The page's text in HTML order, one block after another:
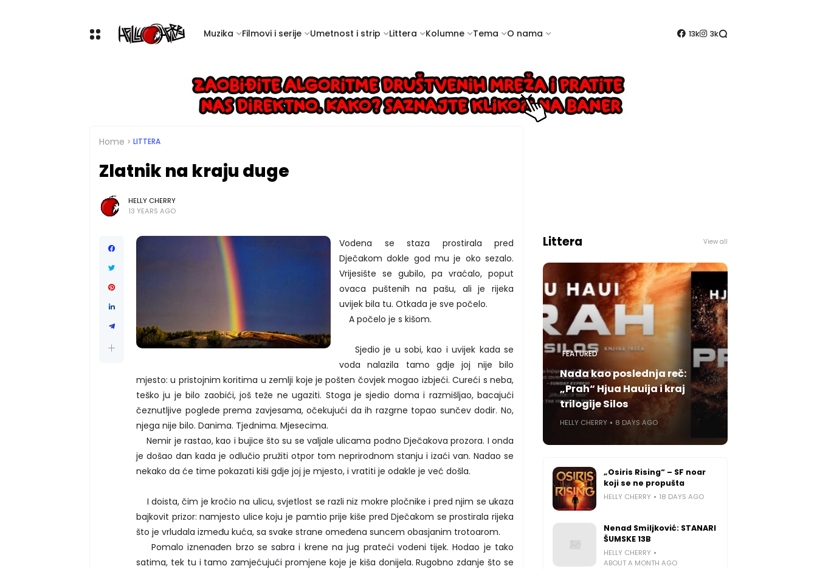
Muzika Filmovi i serije Umetnost i strip Littera Kolumne Tema O nama 13k 3k
Home LITTERA
Zlatnik na kraju duge
HELLY CHERRY
13 YEARS AGO
Vodena se staza prostirala pred
Dječakom dokle god mu je oko sezalo.
Vrijesište se gubilo, pa vraćalo, poput
ovaca puštenih na pašu, ali je rijeka
uvijek bila tu. Otkada je sve počelo.
A počelo je s kišom.
Sjedio je u sobi, kao i uvijek kada se
voda nalazila tamo gdje joj nije bilo
mjesto: u pristojnim koritima u zemlji koje je pošten čovjek mogao izbjeći. Cureći s neba,
teško ju je bilo zaobići, još teže ne ugaziti. Stoga je sjedio doma i razmišljao, bacajući
čeznutljive poglede prema zavjesama, očekujući da ih razgrne topao sunčev dodir. No,
njega nije bilo. Danima. Tjednima. Mjesecima.
Nemir je rastao, kao i bujice što su se valjale ulicama podno Dječakova prozora. I onda
je došao dan kada je odlučio pružiti otpor tom neprirodnom stanju i izaći van. Nadao se
nekako da će time pokazati kiši gdje joj je mjesto, i vratiti je odakle je već došla.
I doista, čim je kročio na ulicu, svjetlost se razli niz mokre pločnike i pred njim se ukaza
bajkovit prizor: namjesto ulice koju je pamtio prije kiše pred Dječakom se prostirala rijeka
što je vrludala između kuća, sa svake strane omeđena suncem obasjanim trotoarom.
Pomalo iznenađen brzo se sabra i krene na jug prateći vodeni tijek. Hodao je tako
satima, tek tu i tamo zamjećujući promjene koje je kiša donijela. Rugobno zdanje što se
Littera View all
FEATURED
Nada kao poslednja reč:
„Prah“ Hjua Hauija i kraj
trilogije Silos
HELLY CHERRY 8 DAYS AGO
„Osiris Rising“ – SF noar
koji se ne propušta
HELLY CHERRY 18 DAYS AGO
Nenad Smiljković: STANARI
ŠUMSKE 13B
HELLY CHERRY
ABOUT A MONTH AGO